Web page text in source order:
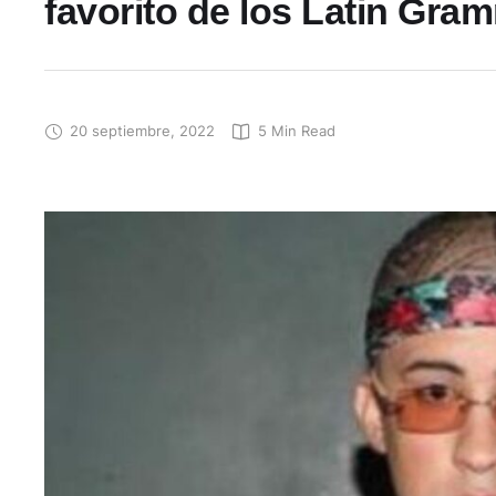
favorito de los Latin
20 septiembre, 2022 5 Min Read